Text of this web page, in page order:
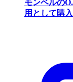
モンベルの
用として購